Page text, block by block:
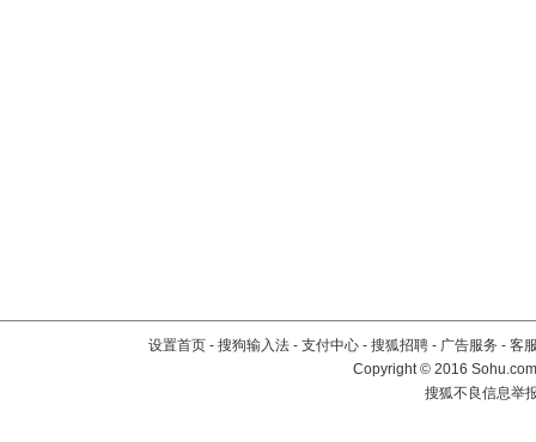
设置首页 - 搜狗输入法 - 支付中心 - 搜狐招聘 - 广告服务 - 客
Copyright©2016
搜狐不良信息举